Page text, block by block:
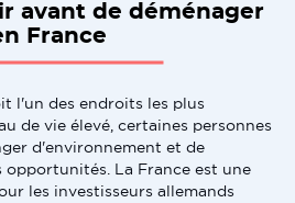
avant de déménager
France
l'un des endroits les plus
de vie élevé, certaines personnes
d'environnement et de
opportunités. La France est une
les investisseurs allemands